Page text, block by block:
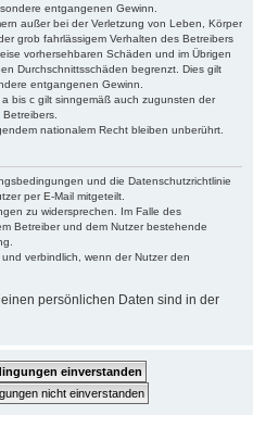
entgangenen Gewinn.
außer bei der Verletzung von Leben, Körper
grob fahrlässigem Verhalten des Betreibers
vorhersehbaren Schäden und im Übrigen
Durchschnittsschäden begrenzt. Dies gilt
entgangenen Gewinn.
bis c gilt sinngemäß auch zugunsten der
nationalem Recht bleiben unberührt.
und die Datenschutzrichtlinie
per E-Mail mitgeteilt.
zu widersprechen. Im Falle des
Betreiber und dem Nutzer bestehende
verbindlich, wenn der Nutzer den
persönlichen Daten sind in der